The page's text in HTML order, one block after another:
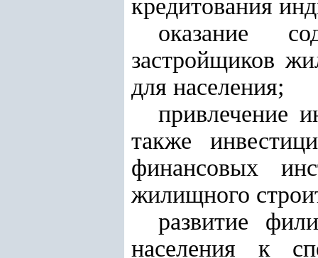
кредитования
оказание
застройщиков
для населения;
привлечение
также
финансовых
жилищного
развитие
населения к